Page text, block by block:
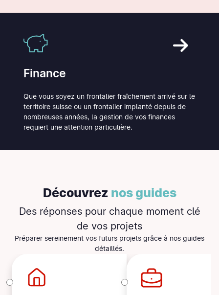
Finance
Que vous soyez un frontalier fraîchement arrivé sur le
territoire suisse ou un frontalier implanté depuis de
nombreuses années, la gestion de vos finances
requiert une attention particulière.
Découvrez nos guides
Des réponses pour chaque moment clé
de vos projets
Préparer sereinement vos futurs projets grâce à nos guides
détaillés.